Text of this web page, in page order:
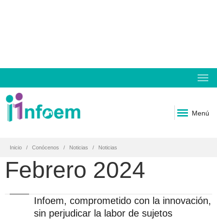
Menú
Inicio Conócenos Noticias Noticias
Febrero 2024
Infoem, comprometido con la innovación,
sin perjudicar la labor de sujetos